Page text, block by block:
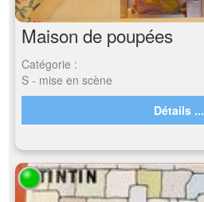
Maison de poupées
Catégorie :
S - mise en scène
Détails ...